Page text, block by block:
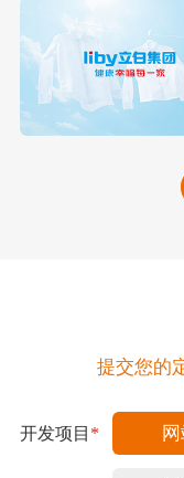
提交您的
开发项目 *